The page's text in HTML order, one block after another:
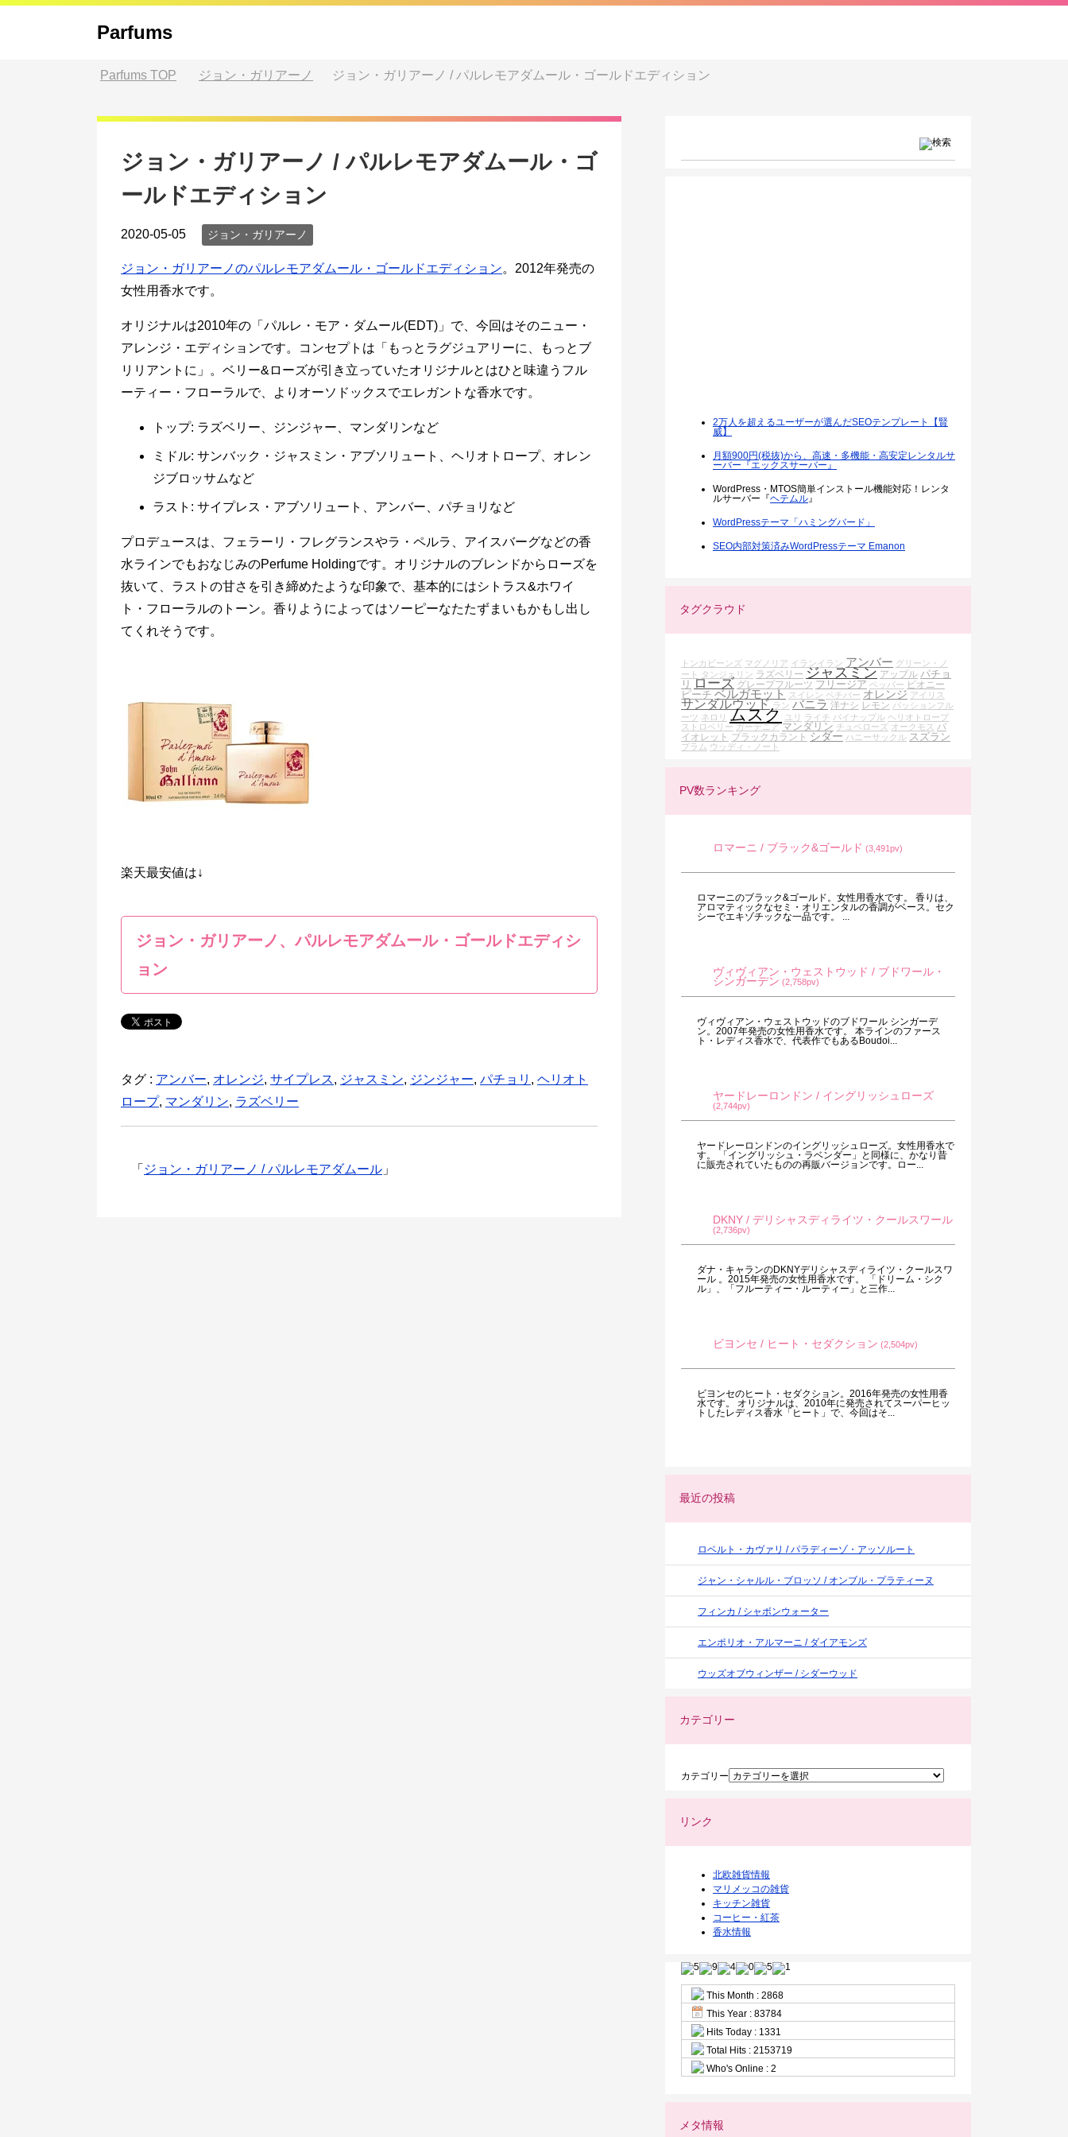
Parfums
Parfums TOP ジョン・ガリアーノ ジョン・ガリアーノ / パルレモアダムール・ゴールドエディション
ジョン・ガリアーノ / パルレモアダムール・ゴ
ールドエディション
2020-05-05 ジョン・ガリアーノ
ジョン・ガリアーノのパルレモアダムール・ゴールドエディション。2012年発売の
女性用香水です。
オリジナルは2010年の「パルレ・モア・ダムール(EDT)」で、今回はそのニュー・
アレンジ・エディションです。コンセプトは「もっとラグジュアリーに、もっとブ
リリアントに」。ベリー&ローズが引き立っていたオリジナルとはひと味違うフル
ーティー・フローラルで、よりオーソドックスでエレガントな香水です。
トップ: ラズベリー、ジンジャー、マンダリンなど
ミドル: サンバック・ジャスミン・アブソリュート、ヘリオトロープ、オレン
ジブロッサムなど
ラスト: サイプレス・アブソリュート、アンバー、パチョリなど
プロデュースは、フェラーリ・フレグランスやラ・ペルラ、アイスバーグなどの香
水ラインでもおなじみのPerfume Holdingです。オリジナルのブレンドからローズを
抜いて、ラストの甘さを引き締めたような印象で、基本的にはシトラス&ホワイ
ト・フローラルのトーン。香りようによってはソーピーなたたずまいもかもし出し
てくれそうです。
楽天最安値は↓
ジョン・ガリアーノ、パルレモアダムール・ゴールドエディシ
ョン
タグ : アンバー, オレンジ, サイプレス, ジャスミン, ジンジャー, パチョリ , ヘリオト
ロープ, マンダリン, ラズベリー
「 ジョン・ガリアーノ / パルレモアダムール 」
2万人を超えるユーザーが選んだSEOテンプレート【賢
威】
月額900円(税抜)から、高速・多機能・高安定レンタルサ
ーバー『エックスサーバー』
WordPress・MTOS簡単インストール機能対応！レンタ
ルサーバー『ヘテムル』
WordPressテーマ「ハミングバード」
SEO内部対策済みWordPressテーマ Emanon
タグクラウド
トンカビーンズ マグノリア イランイラン アンバー グリーン・ノ
ート
タンジェリン ラズベリー ジャスミン アップル パチョ
リ ローズ グレープフルーツ フリージア ペッパー ピオニー
ピーチ ベルガモット スイレン ベチバー オレンジ アイリス
サンダルウッド ラン バニラ 洋ナシ レモン パッションフル
ーツ ネロリ ムスク ユリ ライチ パイナップル ヘリオトロープ
ストロベリー ガーデニア マンダリン チュベローズ オークモス バ
イオレット ブラックカラント シダー ハニーサックル スズラン
プラム ウッディ・ノート
PV数ランキング
ロマーニ / ブラック&ゴールド (3,491pv)
ロマーニのブラック&ゴールド。女性用香水です。 香りは、
アロマティックなセミ・オリエンタルの香調がベース。セク
シーでエキゾチックな一品です。 ...
ヴィヴィアン・ウェストウッド / ブドワール・
シンガーデン (2,758pv)
ヴィヴィアン・ウェストウッドのブドワール シンガーデ
ン。2007年発売の女性用香水です。 本ラインのファース
ト・レディス香水で、代表作でもあるBoudoi...
ヤードレーロンドン / イングリッシュローズ
(2,744pv)
ヤードレーロンドンのイングリッシュローズ。女性用香水で
す。 「イングリッシュ・ラベンダー」と同様に、かなり昔
に販売されていたものの再販バージョンです。ロー...
DKNY / デリシャスディライツ・クールスワール
(2,736pv)
ダナ・キャランのDKNYデリシャスディライツ・クールスワ
ール 。2015年発売の女性用香水です。 「ドリーム・シク
ル」、「フルーティー・ルーティー」と三作...
ビヨンセ / ヒート・セダクション (2,504pv)
ビヨンセのヒート・セダクション。2016年発売の女性用香
水です。 オリジナルは、2010年に発売されてスーパーヒッ
トしたレディス香水「ヒート」で、今回はそ...
最近の投稿
ロベルト・カヴァリ / パラディーゾ・アッソルート
ジャン・シャルル・ブロッソ / オンブル・プラティーヌ
フィンカ / シャボンウォーター
エンポリオ・アルマーニ / ダイアモンズ
ウッズオブウィンザー / シダーウッド
カテゴリー
カテゴリー
リンク
北欧雑貨情報
マリメッコの雑貨
キッチン雑貨
コーヒー・紅茶
香水情報
This Month : 2868
This Year : 83784
Hits Today : 1331
Total Hits : 2153719
Who's Online : 2
メタ情報